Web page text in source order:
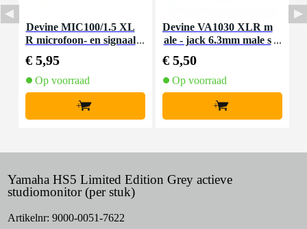
Devine MIC100/1.5 XL
R microfoon- en signaal
€ 5,95
Op voorraad
+
Devine VA1030 XLR m
ale - jack 6.3mm male s
€ 5,50
Op voorraad
+
Yamaha HS5 Limited Edition Grey actieve
studiomonitor (per stuk)
Artikelnr: 9000-0051-7622